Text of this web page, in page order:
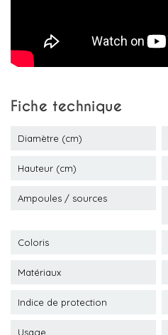
Fiche technique
Diamètre (cm)
Hauteur (cm)
Ampoules / sources
Coloris
Matériaux
Indice de protection
Usage